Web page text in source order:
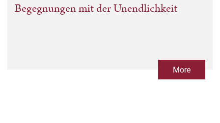
Begegnungen mit der Unendlichkeit
More